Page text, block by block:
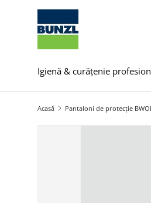
Salt la conținut
Igienă & curățenie
Acasă Pantaloni de protecție
Salt la informațiile